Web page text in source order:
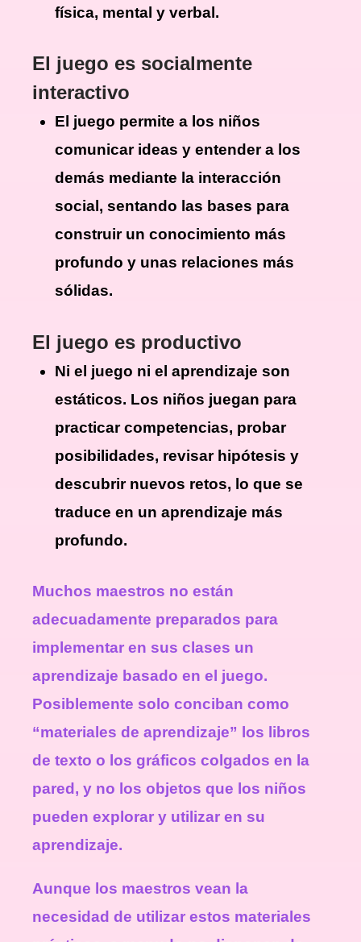
física, mental y verbal.
El juego es socialmente
interactivo
El juego permite a los niños
comunicar ideas y entender a los
demás mediante la interacción
social, sentando las bases para
construir un conocimiento más
profundo y unas relaciones más
sólidas.
El juego es productivo
Ni el juego ni el aprendizaje son
estáticos. Los niños juegan para
practicar competencias, probar
posibilidades, revisar hipótesis y
descubrir nuevos retos, lo que se
traduce en un aprendizaje más
profundo.
Muchos maestros no están
adecuadamente preparados para
implementar en sus clases un
aprendizaje basado en el juego.
Posiblemente solo conciban como
“materiales de aprendizaje” los libros
de texto o los gráficos colgados en la
pared, y no los objetos que los niños
pueden explorar y utilizar en su
aprendizaje.
Aunque los maestros vean la
necesidad de utilizar estos materiales